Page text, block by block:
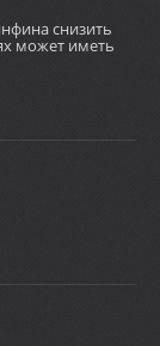
снизить
может иметь